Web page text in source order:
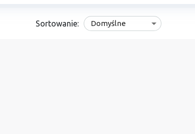
Sortowanie: Domyślne